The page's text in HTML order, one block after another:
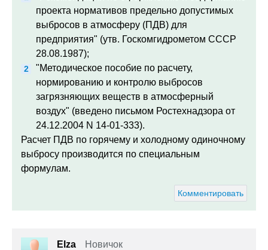
проекта нормативов предельно допустимых
выбросов в атмосферу (ПДВ) для
предприятия" (утв. Госкомгидрометом СССР
28.08.1987);
"Методическое пособие по расчету,
нормированию и контролю выбросов
загрязняющих веществ в атмосферный
воздух" (введено письмом Ростехнадзора от
24.12.2004 N 14-01-333).
Расчет ПДВ по горячему и холодному одиночному
выбросу производится по специальным
формулам.
Комментировать
Elza Новичок